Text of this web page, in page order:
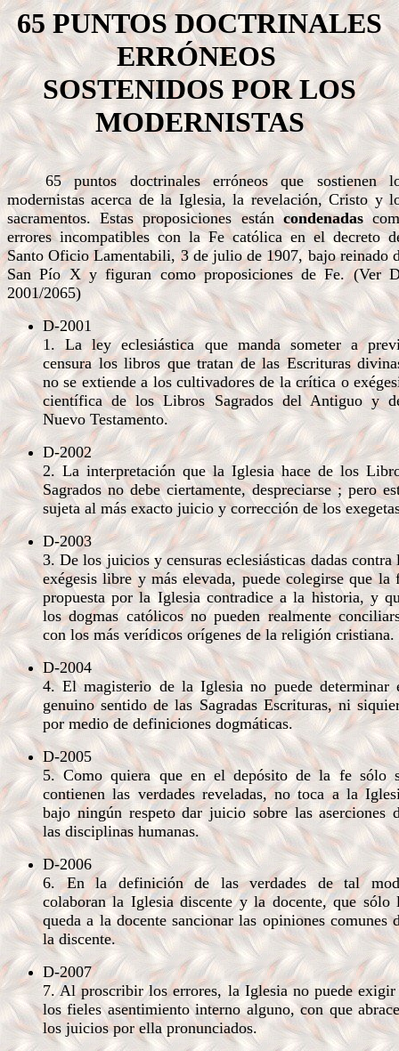
65 PUNTOS DOCTRINALES
ERRÓNEOS
SOSTENIDOS POR LOS
MODERNISTAS
65 puntos doctrinales erróneos que sostienen
modernistas acerca de la Iglesia, la revelación, Cristo y
sacramentos. Estas proposiciones estáncondenadas
errores incompatibles con la Fe católica en el decreto
Santo Oficio Lamentabili, 3 de julio de 1907, bajo reinado
San Pío X y figuran como proposiciones de Fe. (Ver
2001/2065)
D-2001
1. La ley eclesiástica que manda someter a
censura los libros que tratan de las Escrituras
no se extiende a los cultivadores de la crítica o
científica de los Libros Sagrados del Antiguo y
Nuevo Testamento.
D-2002
2. La interpretación que la Iglesia hace de los
Sagrados no debe ciertamente, despreciarse ; pero
sujeta al más exacto juicio y corrección de los
D-2003
3. De los juicios y censuras eclesiásticas dadas contra
exégesis libre y más elevada, puede colegirse que la
propuesta por la Iglesia contradice a la historia, y
los dogmas católicos no pueden realmente
con los más verídicos orígenes de la religión cristiana.
D-2004
4. El magisterio de la Iglesia no puede determinar
genuino sentido de las Sagradas Escrituras, ni
por medio de definiciones dogmáticas.
D-2005
5. Como quiera que en el depósito de la fe sólo
contienen las verdades reveladas, no toca a la
bajo ningún respeto dar juicio sobre las aserciones
las disciplinas humanas.
D-2006
6. En la definición de las verdades de tal
colaboran la Iglesia discente y la docente, que sólo
queda a la docente sancionar las opiniones comunes
la discente.
D-2007
7. Al proscribir los errores, la Iglesia no puede exigir
los fieles asentimiento interno alguno, con que
los juicios por ella pronunciados.